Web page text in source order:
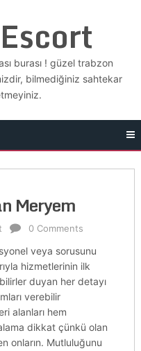
burası ! güzel trabzon
bilmediğiniz sahtekar
Meryem
0 Comments
veya sorusunu
hizmetlerinin ilk
duyan her detayı
verebilir
alanları hem
dikkat çünkü olan
onların. Mutluluğunu